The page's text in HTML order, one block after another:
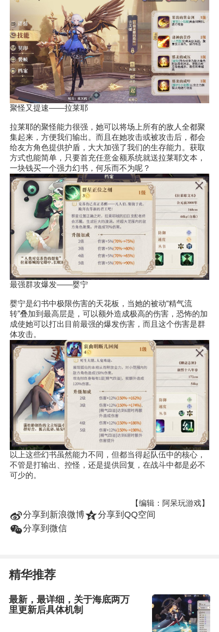
聚怪又提速——拉莱耶
拉莱耶的聚怪能力很强，她可以将场上所有的敌人全都聚
集起来，方便我们输出。而且在她攻击或被攻击后，都会
给友方角色提供护盾，大大加强了我们的生存能力。获取
方式也能简单，只要首充任意金额系统就送拉莱耶文本，
一块钱买一个强力幻书，何乐而不为呢？
最强群攻爆发——婴宁
婴宁是幻书中极限伤害的天花板，当她的被动“精气流
转”叠加到最高层是，可以额外造成极高的伤害，恐怖的加
成使她可以打出目前最强的爆发伤害，而且这个伤害是群
体攻击。
以上这些幻书虽然能力不同，但都当得起队伍中的核心，
不管是打输出、控怪，还是提供回复，在战斗中都是必不
可少的。
【编辑：阿呆玩游戏】
t分享到新浪微博z分享到QQ空间
w分享到微信
精华推荐
最新，最详细，关于海底两万
里更新后具体机制